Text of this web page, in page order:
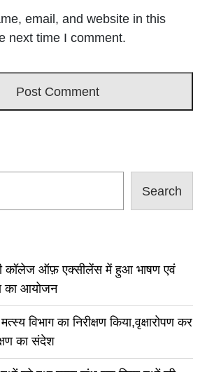
email, and website in this
next time I comment.
Search
कॉलेज ऑफ़ एक्सीलेंस में हुआ भाषण एवं
का आयोजन
विभाग का निरीक्षण किया,वृक्षारोपण कर
का संदेश